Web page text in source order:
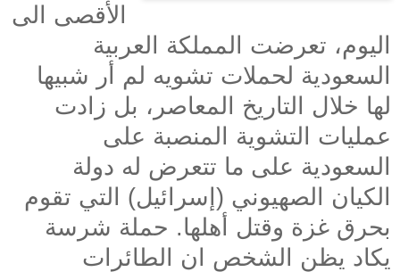
الأقصى الى
اليوم، تعرضت المملكة العربية
السعودية لحملات تشويه لم أر شبيها
لها خلال التاريخ المعاصر، بل زادت
عمليات التشوية المنصبة على
السعودية على ما تتعرض له دولة
الكيان الصهيوني (إسرائيل) التي تقوم
بحرق غزة وقتل أهلها. حملة شرسة
يكاد يظن الشخص ان الطائرات